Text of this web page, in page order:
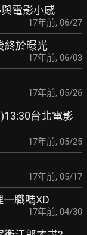
電影小感
17年前, 06/27
終於曝光
17年前, 06/03
17年前, 05/26
台北電影
17年前, 05/25
17年前, 05/17
職嗎XD
17年前, 04/30